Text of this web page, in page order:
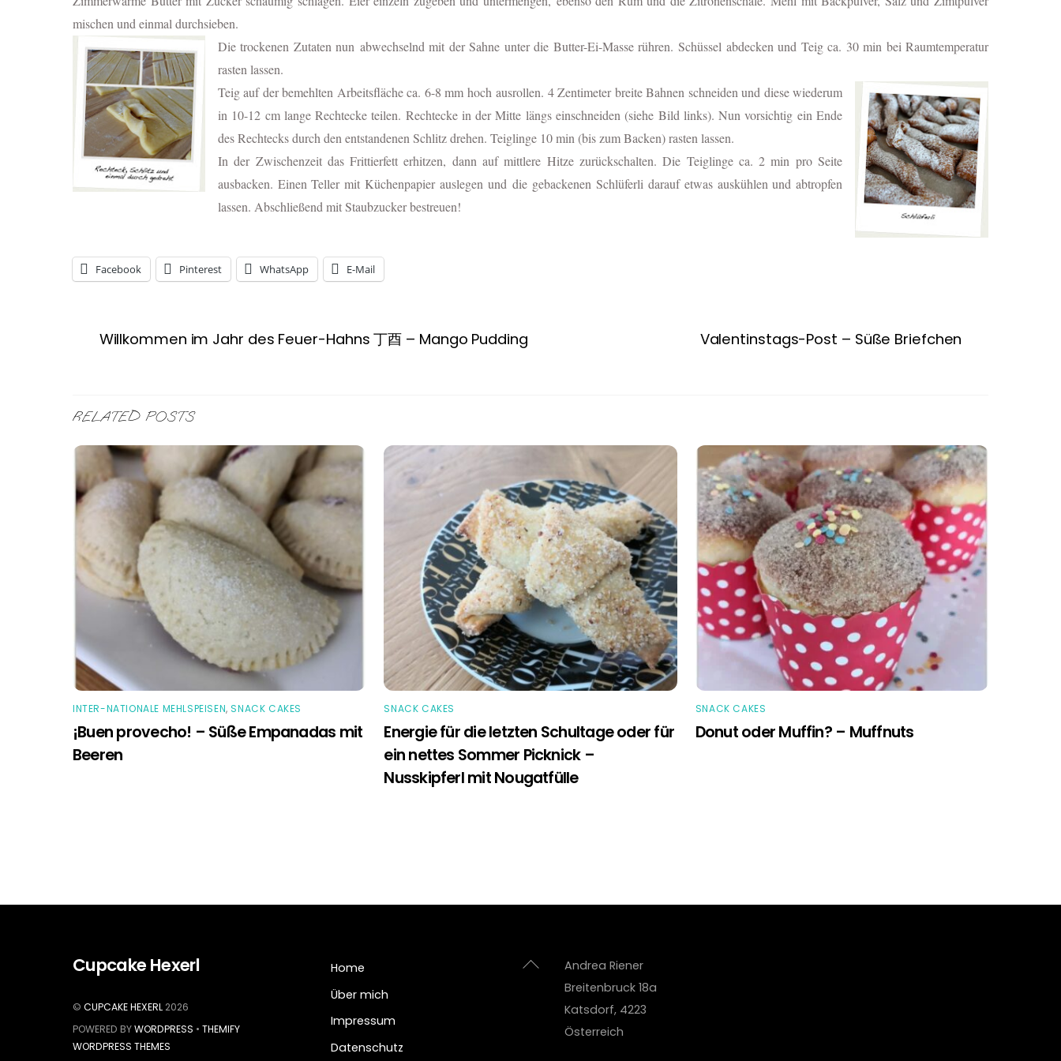
mischen und einmal durchsieben.
Die trockenen Zutaten nun abwechselnd mit der Sahne unter die Butter-Ei-Masse rühren.Schüssel abdecken und Teig ca. 30 min bei Raumtemperatur
rasten lassen.
Teig auf der bemehlten Arbeitsfläche ca. 6-8 mm hochausrollen. 4 Zentimeter breite Bahnen schneiden und diese wiederum
in 10-12 cm lange Rechtecke teilen. Rechtecke in der Mitte längs einschneiden (siehe Bild links). Nun vorsichtig ein Ende
des Rechtecks durch den entstandenen Schlitz drehen. Teiglinge 10 min (bis zum Backen) rasten lassen.
In der Zwischenzeit das Frittierfett erhitzen, dann auf mittlere Hitze zurückschalten. Die Teiglinge ca. 2 min pro Seite
ausbacken. Einen Teller mit Küchenpapier auslegen und die gebackenen Schlüferli darauf etwas auskühlen und abtropfen
lassen. Abschließend mit Staubzucker bestreuen!
Facebook Pinterest WhatsApp E-Mail
Willkommen im Jahr des Feuer-Hahns 丁酉 – Mango Pudding Valentinstags-Post – Süße Briefchen
RELATED POSTS
INTER-NATIONALE MEHLSPEISEN,SNACK CAKES
¡Buen provecho! – Süße Empanadas mit
Beeren
SNACK CAKES
Energie für die letzten Schultage oder für
ein nettes Sommer Picknick –
Nusskipferl mit Nougatfülle
SNACK CAKES
Donut oder Muffin? – Muffnuts
Back
Cupcake Hexerl
© CUPCAKE HEXERL 2026
POWERED BYWORDPRESS • THEMIFY
WORDPRESS THEMES
Home
Über mich
Impressum
Datenschutz
Andrea Riener
Breitenbruck 18a
Katsdorf, 4223
Österreich